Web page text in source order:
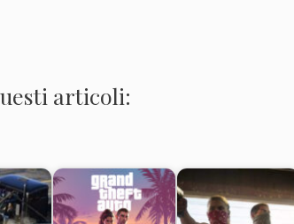
articoli: